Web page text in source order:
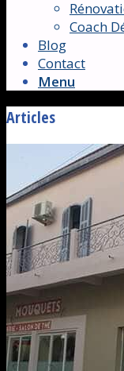
Coach
Blog
Contact
Menu
Articles